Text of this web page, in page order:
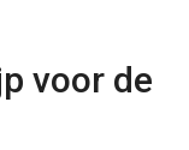
voor de